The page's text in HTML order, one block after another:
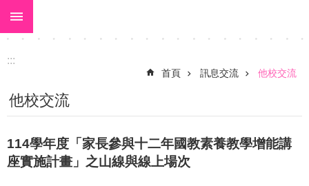
跳到主要內容區塊
搜
尋
關
於
美
:::
首頁 訊息交流 他校交流
他校交流
114學年度「家長參與十二年國教素養教學增能講
座實施計畫」之山線與線上場次